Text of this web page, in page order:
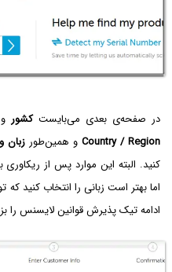
در صفحه‌ی بعدی می‌بایستکشور
Country / Region و همین‌طورزبان
اما بهتر است زبانی را انتخاب کنید
ادامه تیک پذیرش قوانین لایسنس را